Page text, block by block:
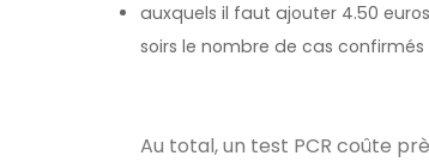
auxquels il faut ajouter 4.50
soirs le nombre de cas
Au total, un test PCR coûte